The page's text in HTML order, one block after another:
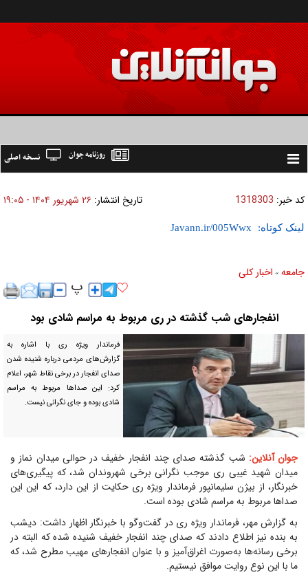
Toggle
نسخه اصلی روزنامه جوان
کد خبر: 1318303 تاریخ انتشار: ۲۶ شهريور ۱۴۰۴ - ۱۹:۰۵
لینک کوتاه:
جامعه » اخبار كلی
انفجار‌های شب گذشته در ری مربوط به مراسم شادی بود
فرماندار ویژه ری با اشاره به
گزارش‌های مردمی درباره شنیده شدن
صدای انفجار در برخی نقاط شهر، اعلام
کرد: این صدا‌ها مربوط به مراسم
شادی بوده و جای نگرانی نیست.
جوان آنلاین: شب گذشته صدای چند انفجار خفیف در حوالی میدان نماز و
میدان شهید غیبی ری موجب نگرانی برخی شهروندان شد، که پیگیری‌های
خبرنگار، از بیژن سلیمانپور فرماندار ویژه ری حکایت از این دارد، که این این
صدا‌ها مربوط به مراسم شادی بوده است.
به گزارش مهر، فرماندار ویژه ری در گفت‌و‌گو با خبرنگار اظهار داشت: دیشب
به بنده نیز اطلاع دادند که صدای چند انفجار خفیف شنیده شده که البته در
برخی رسانه‌ها به‌صورت اغراق‌آمیز و با عنوان انفجار‌های مهیب مطرح شد، که
ما با این نوع روایت موافق نیستیم.